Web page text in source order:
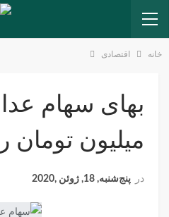
خانه اقتصادی
میلیون تومان
در پنج‌شنبه, 18, ژوئن ,2020